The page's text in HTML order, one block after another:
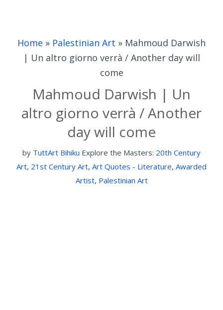
Home » Palestinian Art » Mahmoud Darwish
| Un altro giorno verrà / Another day will
come
Mahmoud Darwish | Un
altro giorno verrà / Another
day will come
by TuttArt Bihiku Explore the Masters: 20th Century
Art, 21st Century Art, Art Quotes - Literature, Awarded
Artist, Palestinian Art